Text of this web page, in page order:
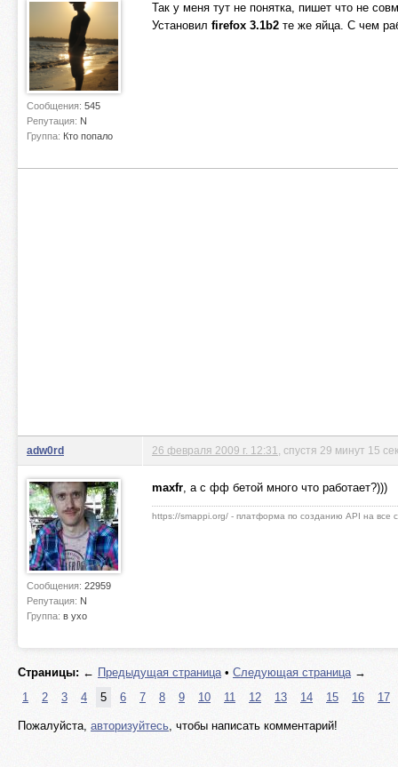
Сообщения: 545
Репутация: N
Группа: Кто попало
Так у меня тут не понятка, пишет что не
Установил firefox 3.1b2 те же яйца. С чем
adw0rd
Сообщения: 22959
Репутация: N
Группа: в ухо
26 февраля 2009 г. 12:31 , спустя 29 минут 15
maxfr, а с фф бетой много что работает?)))
https://smappi.org/ - платформа по созданию API на все
Страницы: ← Предыдущая страница• Следующая страница→
1
2 3 4 5 6 7 8 9 10 11 12 13 14 15 16 17
Пожалуйста, авторизуйтесь, чтобы написать комментарий!